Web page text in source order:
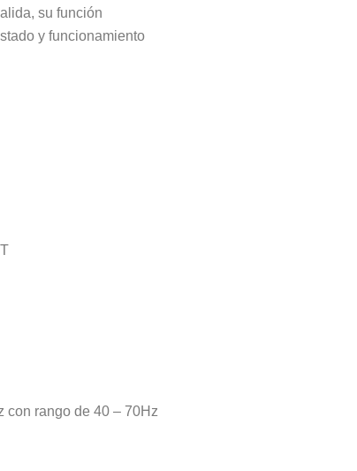
su función
y funcionamiento
con rango de 40 – 70Hz